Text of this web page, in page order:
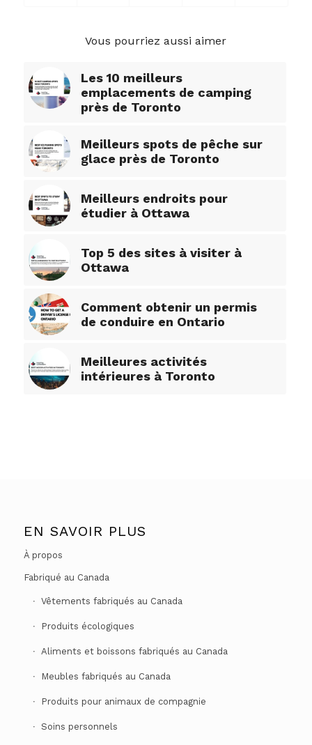
Vous pourriez aussi aimer
Les 10 meilleurs
emplacements de camping
près de Toronto
Meilleurs spots de pêche sur
glace près de Toronto
Meilleurs endroits pour
étudier à Ottawa
Top 5 des sites à visiter à
Ottawa
Comment obtenir un permis
de conduire en Ontario
Meilleures activités
intérieures à Toronto
EN SAVOIR PLUS
À propos
Fabriqué au Canada
Vêtements fabriqués au Canada
Produits écologiques
Aliments et boissons fabriqués au Canada
Meubles fabriqués au Canada
Produits pour animaux de compagnie
Soins personnels